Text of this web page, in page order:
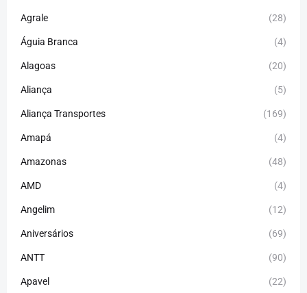
Agrale (28)
Águia Branca (4)
Alagoas (20)
Aliança (5)
Aliança Transportes (169)
Amapá (4)
Amazonas (48)
AMD (4)
Angelim (12)
Aniversários (69)
ANTT (90)
Apavel (22)